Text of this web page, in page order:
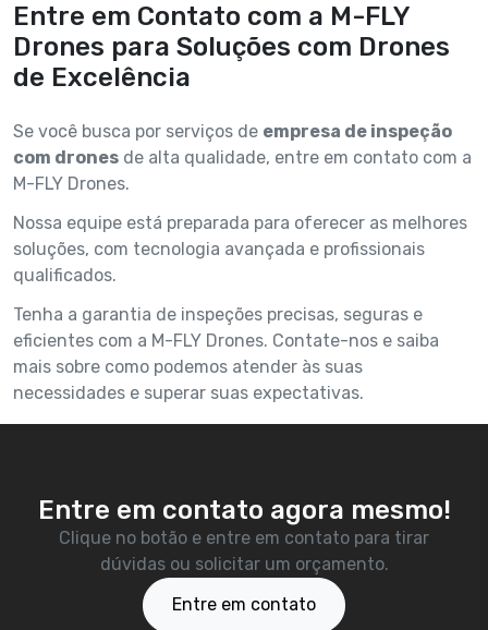
Entre em Contato com a M-FLY
Drones para Soluções com Drones
de Excelência
Se você busca por serviços de empresa de inspeção
com drones de alta qualidade, entre em contato com a
M-FLY Drones.
Nossa equipe está preparada para oferecer as melhores
soluções, com tecnologia avançada e profissionais
qualificados.
Tenha a garantia de inspeções precisas, seguras e
eficientes com a M-FLY Drones. Contate-nos e saiba
mais sobre como podemos atender às suas
necessidades e superar suas expectativas.
Entre em contato agora mesmo!
Clique no botão e entre em contato para tirar
dúvidas ou solicitar um orçamento.
Entre em contato